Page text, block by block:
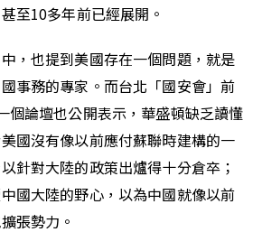
至10多年前已經展開。
，也提到美國存在一個問題，就是
事務的專家。而台北「國安會」前
個論壇也公開表示，華盛頓缺乏讀懂
國沒有像以前應付蘇聯時建構的一
針對大陸的政策出爐得十分倉卒；
國大陸的野心，以為中國就像以前
張勢力。